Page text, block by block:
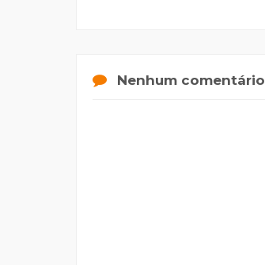
Nenhum comentário